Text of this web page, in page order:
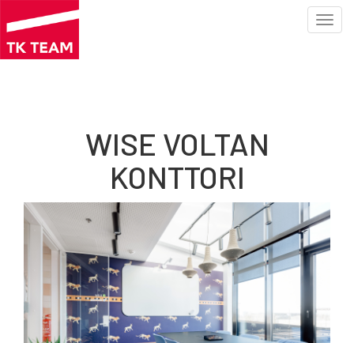
Hoppa
WISE VOLTAN
KONTTORI